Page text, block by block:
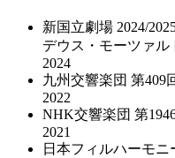
新国立劇場 2024/
デウス・モーツァル
2024
九州交響楽団 第409
2022
NHK交響楽団 第
2021
日本フィルハーモニ